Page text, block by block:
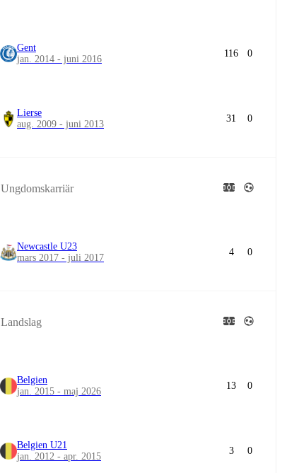
Gent
jan. 2014 - juni 2016
116 0
Lierse
aug. 2009 - juni 2013
31 0
Ungdomskarriär
Newcastle U23
mars 2017 - juli 2017
4 0
Landslag
Belgien
jan. 2015 - maj 2026
13 0
Belgien U21
jan. 2012 - apr. 2015
3 0